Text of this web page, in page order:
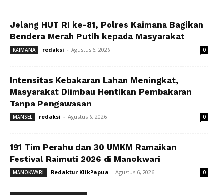
Jelang HUT RI ke-81, Polres Kaimana Bagikan
Bendera Merah Putih kepada Masyarakat
KAIMANA redaksi - Agustus 6, 2026 0
Intensitas Kebakaran Lahan Meningkat,
Masyarakat Diimbau Hentikan Pembakaran
Tanpa Pengawasan
MANSEL redaksi - Agustus 6, 2026 0
191 Tim Perahu dan 30 UMKM Ramaikan
Festival Raimuti 2026 di Manokwari
MANOKWARI Redaktur KlikPapua - Agustus 6, 2026 0